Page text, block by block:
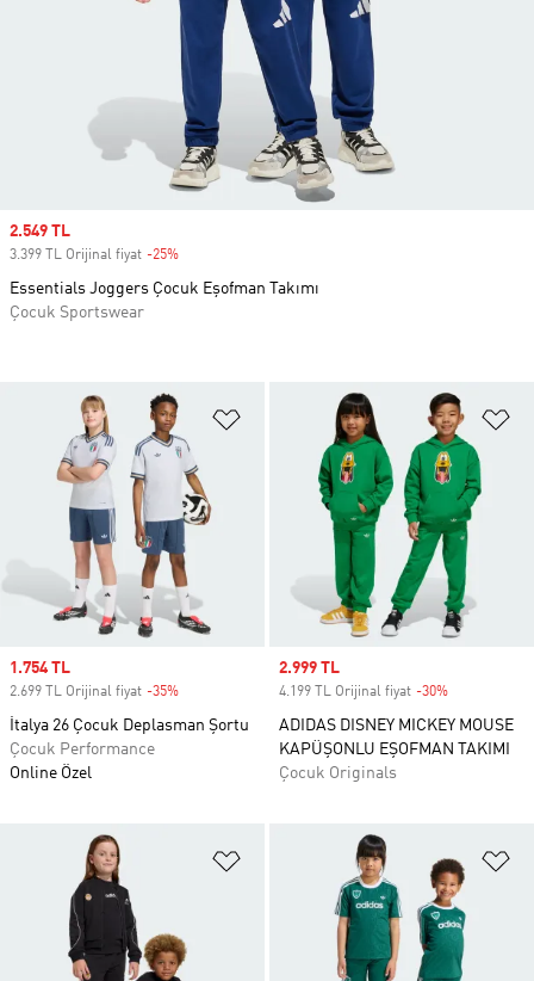
Favori Listesine Ekle
Sale price
1.754 TL
2.699 TL Orijinal fiyat -35%
İtalya 26 Çocuk Deplasman Şortu
Çocuk Performance
Online Özel
Sale price
2.999 TL
4.199 TL Orijinal fiyat -30%
ADIDAS DISNEY MICKEY MOUSE
KAPÜŞONLU EŞOFMAN TAKIMI
Çocuk Originals
Favori Listesine Ekle
Sale price
2.549 TL
3.399 TL Orijinal fiyat -25%
Essentials Joggers Çocuk Eşofman Takımı
Çocuk Sportswear